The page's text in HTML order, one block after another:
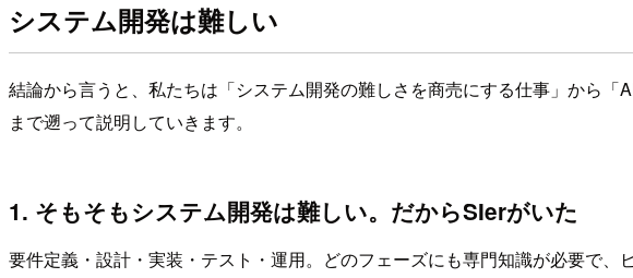
システム開発は難しい
結論から言うと、私たちは「システム開発の難しさを商売にする仕事」から
まで遡って説明していきます。
1. そもそもシステム開発は難しい。だからSIerがいた
要件定義・設計・実装・テスト・運用。どのフェーズにも専門知識が必要で